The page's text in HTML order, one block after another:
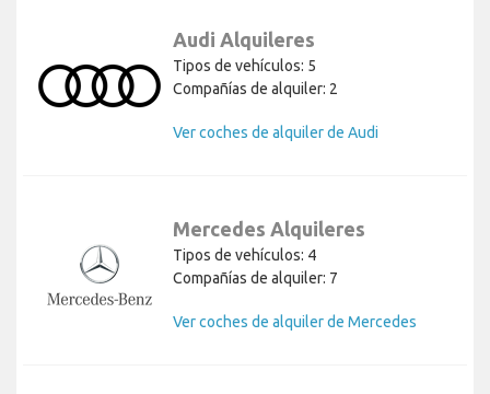
Audi Alquileres
Tipos de vehículos: 5
Compañías de alquiler: 2
Ver coches de alquiler de Audi
Mercedes Alquileres
Tipos de vehículos: 4
Compañías de alquiler: 7
Ver coches de alquiler de Mercedes